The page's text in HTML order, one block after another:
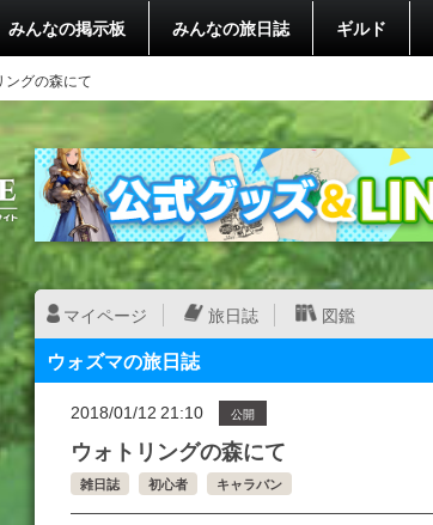
みんなの掲示板 みんなの旅日誌 ギルド
ングの森にて
マイページ 旅日誌 図鑑
ウォズマの旅日誌
2018/01/12 21:10 公開
ウォトリングの森にて
雑日誌 初心者 キャラバン